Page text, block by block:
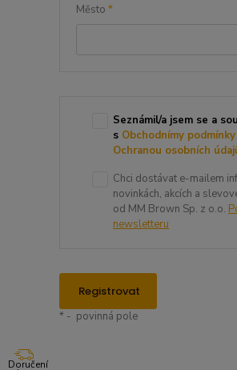
Město *
Seznámil/a jsem se a
s Obchodnímy podmínky
Ochranou osobních
Chci dostávat e-mailem
novinkách, akcích a
od MM Brown Sp. z o.o.
newsletteru
Registrovat
* - povinná pole
Doručení